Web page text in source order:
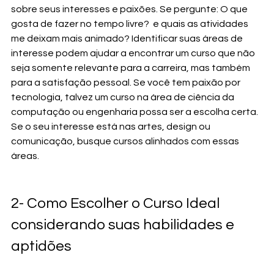
sobre seus interesses e paixões. Se pergunte: O que
gosta de fazer no tempo livre?  e quais as atividades
me deixam mais animado? Identificar suas áreas de
interesse podem ajudar a encontrar um curso que não
seja somente relevante para a carreira, mas também
para a satisfação pessoal. Se você tem paixão por
tecnologia, talvez um curso na área de ciência da
computação ou engenharia possa ser a escolha certa.
Se o seu interesse está nas artes, design ou
comunicação, busque cursos alinhados com essas
áreas.
2- Como Escolher o Curso Ideal
considerando suas habilidades e
aptidões